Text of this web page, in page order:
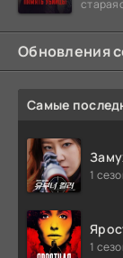
Обновления
Самые
1
1